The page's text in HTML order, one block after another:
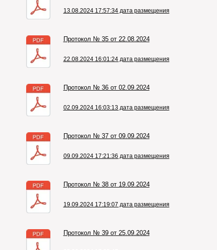
13.08.2024 17:57:34 дата размещения
Протокол № 35 от 22.08.2024
22.08.2024 16:01:24 дата размещения
Протокол № 36 от 02.09.2024
02.09.2024 16:03:13 дата размещения
Протокол № 37 от 09.09.2024
09.09.2024 17:21:36 дата размещения
Протокол № 38 от 19.09.2024
19.09.2024 17:19:07 дата размещения
Протокол № 39 от 25.09.2024